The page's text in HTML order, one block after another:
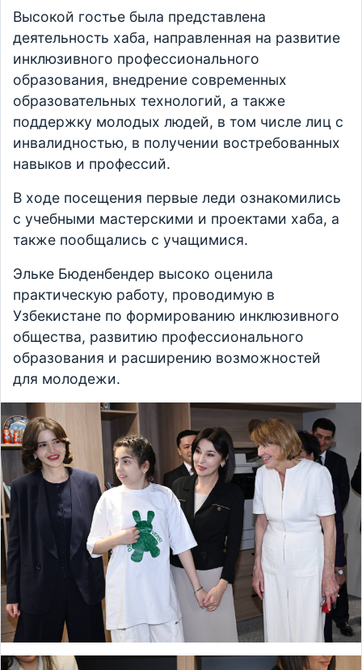
Высокой гостье была представлена
деятельность хаба, направленная на развитие
инклюзивного профессионального
образования, внедрение современных
образовательных технологий, а также
поддержку молодых людей, в том числе лиц с
инвалидностью, в получении востребованных
навыков и профессий.
В ходе посещения первые леди ознакомились
с учебными мастерскими и проектами хаба, а
также пообщались с учащимися.
Эльке Бюденбендер высоко оценила
практическую работу, проводимую в
Узбекистане по формированию инклюзивного
общества, развитию профессионального
образования и расширению возможностей
для молодежи.